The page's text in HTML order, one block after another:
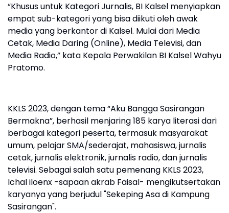
“Khusus untuk Kategori Jurnalis, BI Kalsel menyiapkan
empat sub-kategori yang bisa diikuti oleh awak
media yang berkantor di Kalsel. Mulai dari Media
Cetak, Media Daring (Online), Media Televisi, dan
Media Radio,” kata Kepala Perwakilan BI Kalsel Wahyu
Pratomo.
KKLS 2023, dengan tema “Aku Bangga Sasirangan
Bermakna”, berhasil menjaring 185 karya literasi dari
berbagai kategori peserta, termasuk masyarakat
umum, pelajar SMA/sederajat, mahasiswa, jurnalis
cetak, jurnalis elektronik, jurnalis radio, dan jurnalis
televisi. Sebagai salah satu pemenang KKLS 2023,
Ichal iloenx -sapaan akrab Faisal- mengikutsertakan
karyanya yang berjudul "Sekeping Asa di Kampung
Sasirangan".